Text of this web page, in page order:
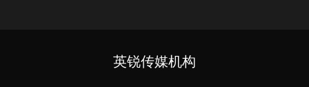
英锐传媒机构